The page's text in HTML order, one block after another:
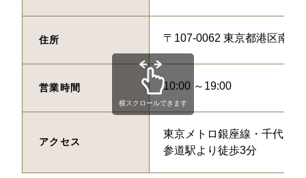
住所 〒107-0062 東京都港区南青
営業時間 10:00 ～19:00
アクセス
東京メトロ銀座線・千代田
参道駅より徒歩3分
横スクロールできます